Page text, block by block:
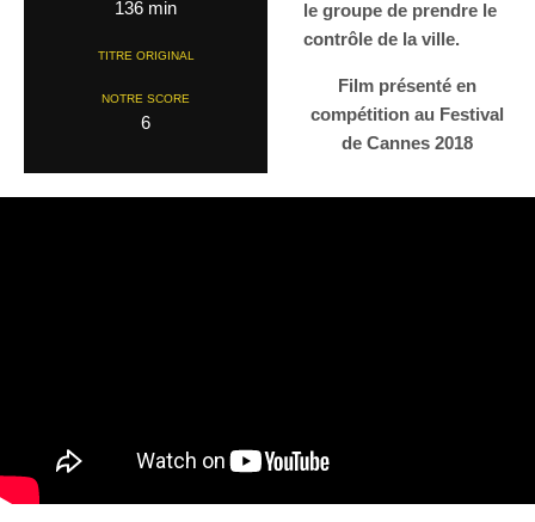
136 min
TITRE ORIGINAL
NOTRE SCORE
6
le groupe de prendre le
contrôle de la ville.
Film présenté en
compétition au Festival
de Cannes 2018